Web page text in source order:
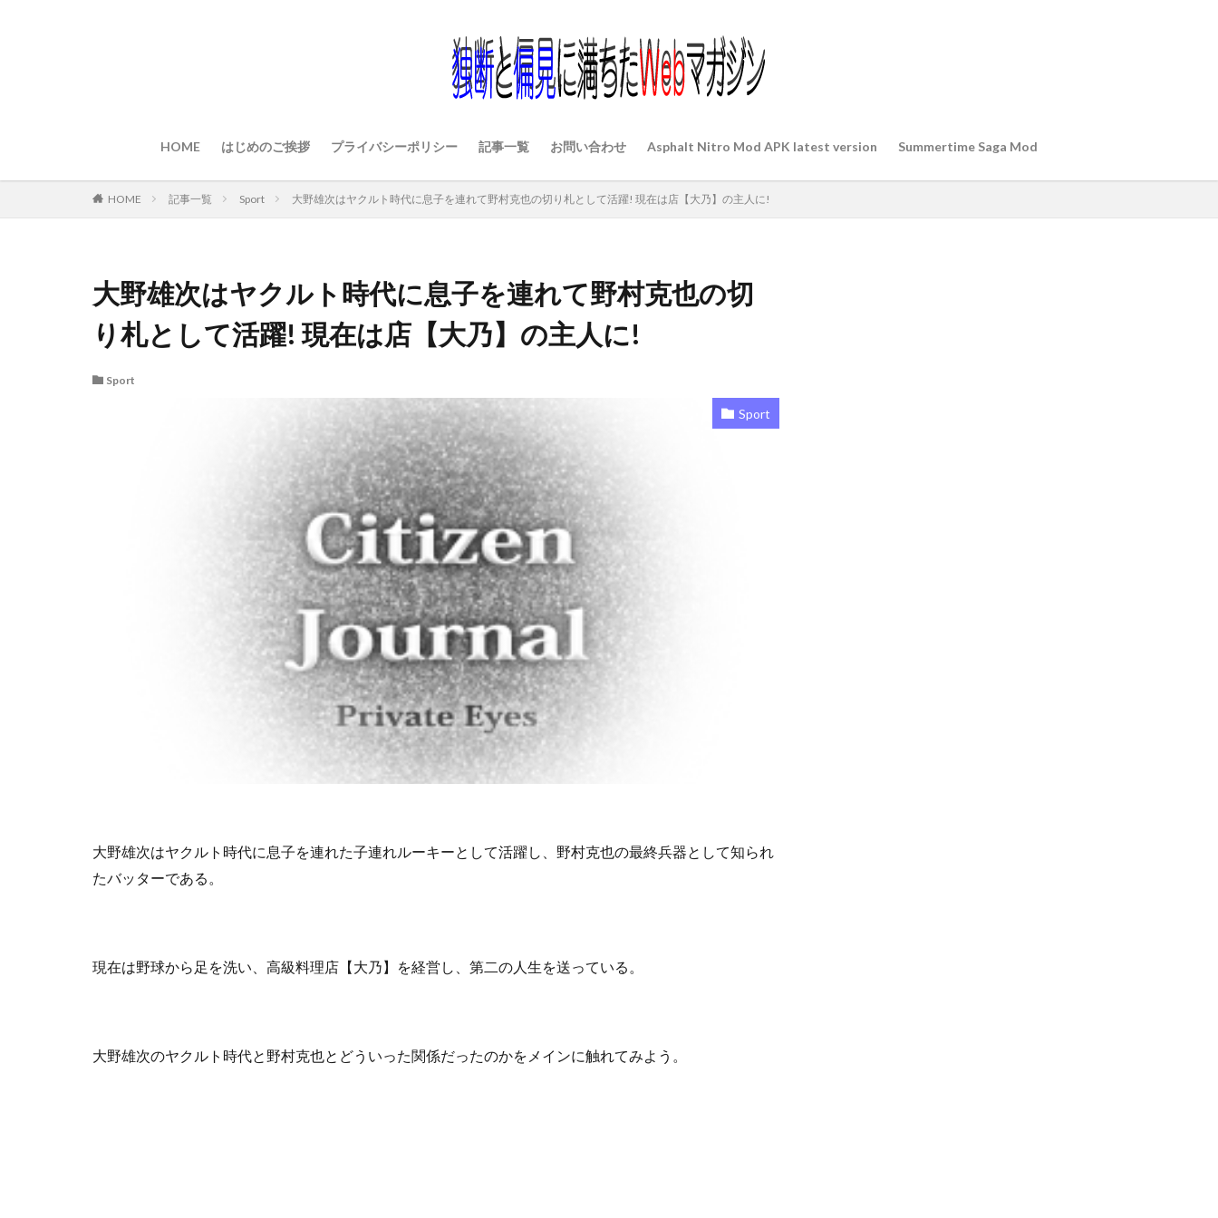
HOME はじめのご挨拶 プライバシーポリシー 記事一覧 お問い合わせ Asphalt Nitro Mod APK latest version Summertime Saga Mod
HOME 記事一覧 Sport 大野雄次はヤクルト時代に息子を連れて野村克也の切り札として活躍! 現在は店【大乃】の主人に!
大野雄次はヤクルト時代に息子を連れて野村克也の切
り札として活躍! 現在は店【大乃】の主人に!
Sport
Sport
大野雄次はヤクルト時代に息子を連れた子連れルーキーとして活躍し、野村克也の最終兵器として知られ
たバッターである。
現在は野球から足を洗い、高級料理店【大乃】を経営し、第二の人生を送っている。
大野雄次のヤクルト時代と野村克也とどういった関係だったのかをメインに触れてみよう。